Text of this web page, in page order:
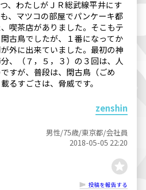
、わたしがＪＲ総武線平井にす
、マツコの部屋でパンケーキ都
喫茶店がありました。そこもテ
古鳥でしたが、１番になってか
外に出来ていました。最初の神
、（７，５，３）の３回は、人
すが、普段は、閑古鳥（ごめ
るすごさは、脅威です。
zenshin
男性/75歳/東京都/会社員
2018-05-05 22:20
投稿を報告する